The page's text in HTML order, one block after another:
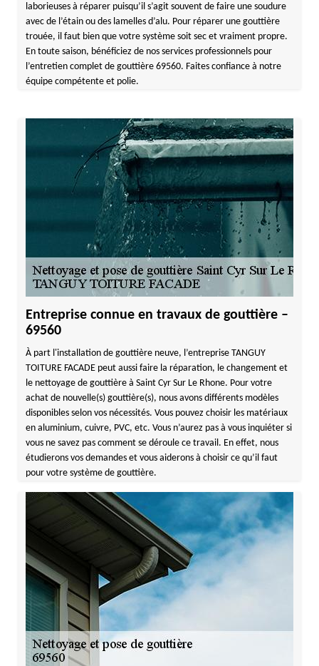
laborieuses à réparer puisqu’il s’agit souvent de faire une soudure
avec de l’étain ou des lamelles d’alu. Pour réparer une gouttière
trouée, il faut bien que votre système soit sec et vraiment propre.
En toute saison, bénéficiez de nos services professionnels pour
l’entretien complet de gouttière 69560. Faites confiance à notre
équipe compétente et polie.
Entreprise connue en travaux de gouttière –
69560
À part l'installation de gouttière neuve, l’entreprise TANGUY
TOITURE FACADE peut aussi faire la réparation, le changement et
le nettoyage de gouttière à Saint Cyr Sur Le Rhone. Pour votre
achat de nouvelle(s) gouttière(s), nous avons différents modèles
disponibles selon vos nécessités. Vous pouvez choisir les matériaux
en aluminium, cuivre, PVC, etc. Vous n’aurez pas à vous inquiéter si
vous ne savez pas comment se déroule ce travail. En effet, nous
étudierons vos demandes et vous aiderons à choisir ce qu’il faut
pour votre système de gouttière.